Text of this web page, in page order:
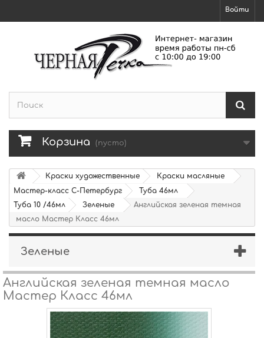
Войти
Корзина (пусто)
Краски художественные
Краски масляные
Мастер-класс С-Петербург
Туба 46мл
Туба 10 /46мл
Зеленые
Английская зеленая темная
масло Мастер Класс 46мл
Зеленые
Английская зеленая темная масло
Мастер Класс 46мл